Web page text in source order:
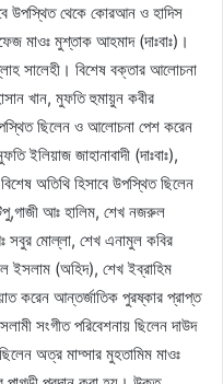
উপস্থিত থেকে কোরআন ও হাদিস
মাওঃ মুশ্তাক আহমাদ (দাঃবাঃ)।
সালেহী। বিশেষ বক্তার আলোচনা
খান, মুফতি হুমায়ুন কবীর
ছিলেন ও আলোচনা পেশ করেন
ইলিয়াজ জাহানাবাদী (দাঃবাঃ),
অতিথি হিসাবে উপস্থিত ছিলেন
আঃ হালিম, শেখ নজরুল
মোল্লা, শেখ এনামুল কবির
ইসলাম (অহিদ), শেখ ইব্রাহিম
করেন আন্তর্জাতিক পুরষ্কার প্রাপ্ত
সংগীত পরিবেশনায় ছিলেন দাউদ
অত্র মাদ্সার মুহতামিম মাওঃ